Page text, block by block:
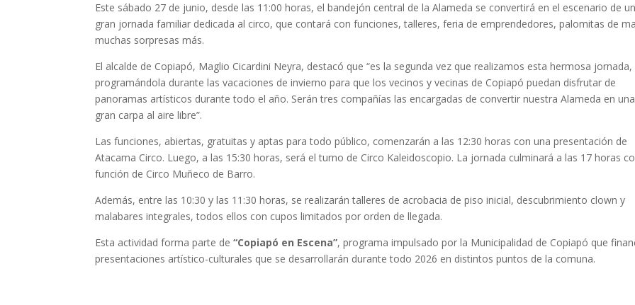
Este sábado 27 de junio, desde las 11:00 horas, el bandejón central de la Alameda se convertirá en el escenario de
gran jornada familiar dedicada al circo, que contará con funciones, talleres, feria de emprendedores, palomitas de
muchas sorpresas más.
El alcalde de Copiapó, Maglio Cicardini Neyra, destacó que “es la segunda vez que realizamos esta hermosa jornada,
programándola durante las vacaciones de invierno para que los vecinos y vecinas de Copiapó puedan disfrutar de
panoramas artísticos durante todo el año. Serán tres compañías las encargadas de convertir nuestra Alameda en una
gran carpa al aire libre”.
Las funciones, abiertas, gratuitas y aptas para todo público, comenzarán a las 12:30 horas con una presentación de
Atacama Circo. Luego, a las 15:30 horas, será el turno de Circo Kaleidoscopio. La jornada culminará a las 17 horas
función de Circo Muñeco de Barro.
Además, entre las 10:30 y las 11:30 horas, se realizarán talleres de acrobacia de piso inicial, descubrimiento clown y
malabares integrales, todos ellos con cupos limitados por orden de llegada.
Esta actividad forma parte de“Copiapó en Escena”, programa impulsado por la Municipalidad de Copiapó que
presentaciones artístico-culturales que se desarrollarán durante todo 2026 en distintos puntos de la comuna.